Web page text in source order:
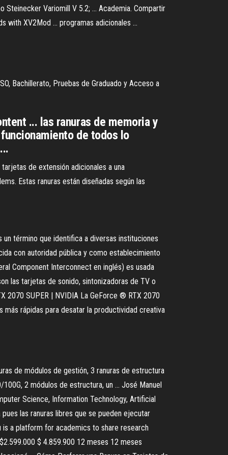
Variomill V 5.2; ... Academia. Compartir
with XV2Mod ... programas adicionales ...
Bachillerato, Pruebas de Graduado y Acceso a
... las ranuras de memoria y
de todos lo
de extensión adicionales a una
Estas ranuras están diseñadas según las
término que identifica a diversas instituciones
con autoridad pública y como establecimiento
Component Interconnect en inglés) es usada
las tarjetas de sonido, sintonizadoras de TV o
2070 SUPER | NVIDIA La GeForce ® RTX 2070
más rápidas para desatar la productividad creativa
de módulos de gestión, 3 ranuras de estructura
2 módulos de estructura, un ... José Manuel
Science, Information Technology, Artificial
las ranuras libres que se pueden ejecutar
is a platform for academics to share research
$ 4.859.900 12 meses 12 meses